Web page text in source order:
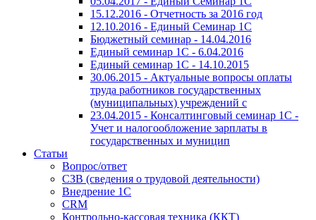
15.12.2016 - Отчетность за 2016 год
12.10.2016 - Единый Семинар 1С
Бюджетный семинар - 14.04.2016
Единый семинар 1С - 6.04.2016
Единый семинар 1С - 14.10.2015
30.06.2015 - Актуальные вопросы оплаты
труда работников государственных
(муниципальных) учреждений с
23.04.2015 - Консалтинговый семинар 1С -
Учет и налогообложение зарплаты в
государственных и муницип
Статьи
Вопрос/ответ
СЗВ (сведения о трудовой деятельности)
Внедрение 1С
CRM
Контрольно-кассовая техника (ККТ)